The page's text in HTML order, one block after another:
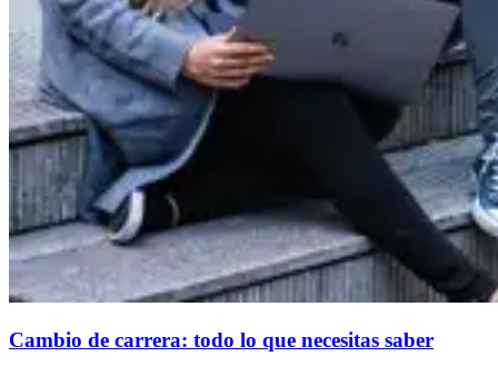
Cambio de carrera: todo lo que necesitas saber